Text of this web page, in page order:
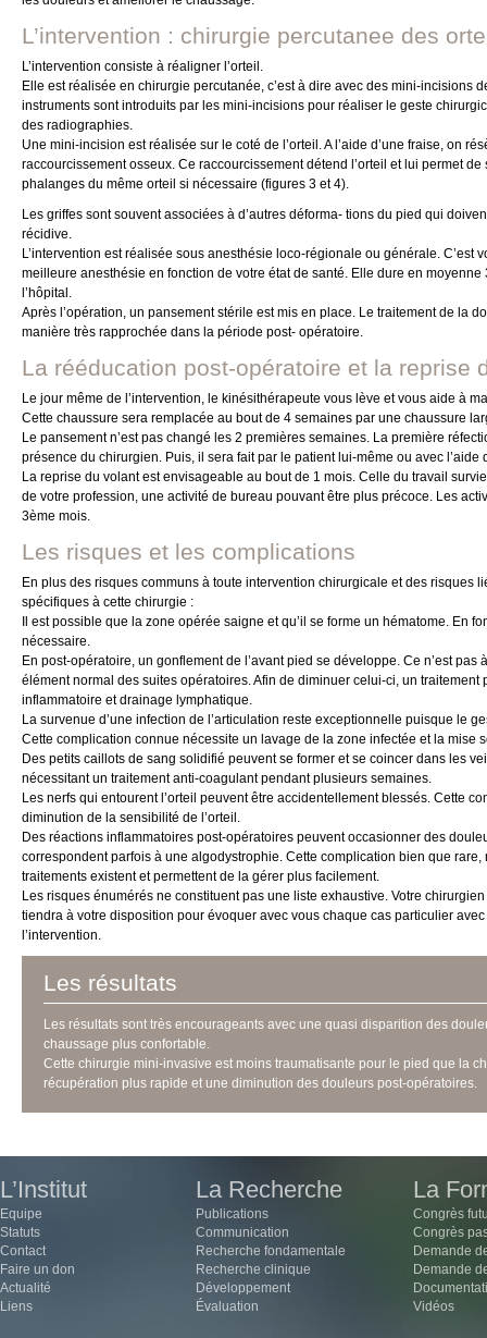
L’intervention : chirurgie percutanee des
L’intervention consiste à réaligner l’orteil.
Elle est réalisée en chirurgie percutanée, c’est à dire avec des mini-incisions
instruments sont introduits par les mini-incisions pour réaliser le geste
des radiographies.
Une mini-incision est réalisée sur le coté de l’orteil. A l’aide d’une fraise, on
raccourcissement osseux. Ce raccourcissement détend l’orteil et lui permet
phalanges du même orteil si nécessaire (figures 3 et 4).
Les griffes sont souvent associées à d’autres déforma- tions du pied qui
récidive.
L’intervention est réalisée sous anesthésie loco-régionale ou générale. C’est
meilleure anesthésie en fonction de votre état de santé. Elle dure en
l’hôpital.
Après l’opération, un pansement stérile est mis en place. Le traitement de la
manière très rapprochée dans la période post- opératoire.
La rééducation post-opératoire et la reprise
Le jour même de l’intervention, le kinésithérapeute vous lève et vous aide à
Cette chaussure sera remplacée au bout de 4 semaines par une chaussure
Le pansement n’est pas changé les 2 premières semaines. La première
présence du chirurgien. Puis, il sera fait par le patient lui-même ou avec
La reprise du volant est envisageable au bout de 1 mois. Celle du travail
de votre profession, une activité de bureau pouvant être plus précoce. Les
3ème mois.
Les risques et les complications
En plus des risques communs à toute intervention chirurgicale et des risques
spécifiques à cette chirurgie :
Il est possible que la zone opérée saigne et qu’il se forme un hématome. En
nécessaire.
En post-opératoire, un gonflement de l’avant pied se développe. Ce n’est
élément normal des suites opératoires. Afin de diminuer celui-ci, un
inflammatoire et drainage lymphatique.
La survenue d’une infection de l’articulation reste exceptionnelle puisque le
Cette complication connue nécessite un lavage de la zone infectée et la mise
Des petits caillots de sang solidifié peuvent se former et se coincer dans les
nécessitant un traitement anti-coagulant pendant plusieurs semaines.
Les nerfs qui entourent l’orteil peuvent être accidentellement blessés. Cette
diminution de la sensibilité de l’orteil.
Des réactions inflammatoires post-opératoires peuvent occasionner des
correspondent parfois à une algodystrophie. Cette complication bien que
traitements existent et permettent de la gérer plus facilement.
Les risques énumérés ne constituent pas une liste exhaustive. Votre
tiendra à votre disposition pour évoquer avec vous chaque cas particulier
l’intervention.
Les résultats
Les résultats sont très encourageants avec une quasi disparition des
chaussage plus confortable.
Cette chirurgie mini-invasive est moins traumatisante pour le pied que la
récupération plus rapide et une diminution des douleurs post-opératoires.
L’Institut
Equipe
Statuts
Contact
Faire un don
Actualité
Liens
La Recherche
Publications
Communication
Recherche fondamentale
Recherche clinique
Développement
Évaluation
La
Congrès
Congrès
Demande
Demande
Vidéos